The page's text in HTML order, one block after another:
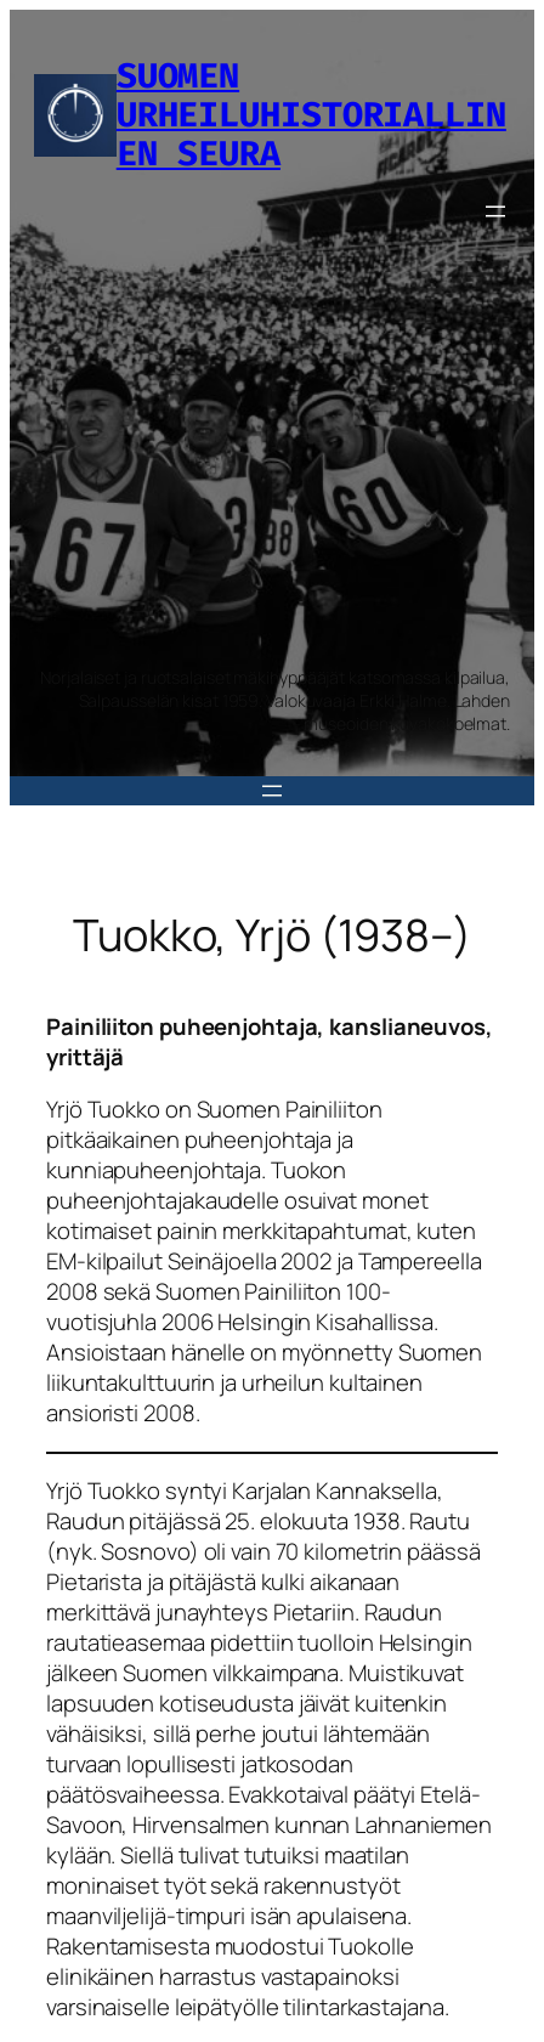
SUOMEN
URHEILUHISTORIALLIN
EN SEURA
Norjalaiset ja ruotsalaiset mäkihyppääjät katsomassa kilpailua,
Salpausselän kisat 1959. Valokuvaaja Erkki Halme. Lahden
museoiden kuvakokoelmat.
Tuokko, Yrjö (1938–)
Painiliiton puheenjohtaja, kanslianeuvos,
yrittäjä
Yrjö Tuokko on Suomen Painiliiton
pitkäaikainen puheenjohtaja ja
kunniapuheenjohtaja. Tuokon
puheenjohtajakaudelle osuivat monet
kotimaiset painin merkkitapahtumat, kuten
EM-kilpailut Seinäjoella 2002 ja Tampereella
2008 sekä Suomen Painiliiton 100-
vuotisjuhla 2006 Helsingin Kisahallissa.
Ansioistaan hänelle on myönnetty Suomen
liikuntakulttuurin ja urheilun kultainen
ansioristi 2008.
Yrjö Tuokko syntyi Karjalan Kannaksella,
Raudun pitäjässä 25. elokuuta 1938. Rautu
(nyk. Sosnovo) oli vain 70 kilometrin päässä
Pietarista ja pitäjästä kulki aikanaan
merkittävä junayhteys Pietariin. Raudun
rautatieasemaa pidettiin tuolloin Helsingin
jälkeen Suomen vilkkaimpana. Muistikuvat
lapsuuden kotiseudusta jäivät kuitenkin
vähäisiksi, sillä perhe joutui lähtemään
turvaan lopullisesti jatkosodan
päätösvaiheessa. Evakkotaival päätyi Etelä-
Savoon, Hirvensalmen kunnan Lahnaniemen
kylään. Siellä tulivat tutuiksi maatilan
moninaiset työt sekä rakennustyöt
maanviljelijä-timpuri isän apulaisena.
Rakentamisesta muodostui Tuokolle
elinikäinen harrastus vastapainoksi
varsinaiselle leipätyölle tilintarkastajana.